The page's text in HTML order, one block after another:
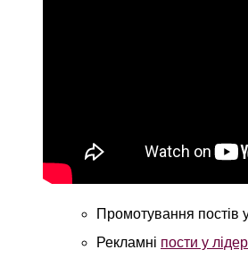
Промотування постів
Рекламні пости у